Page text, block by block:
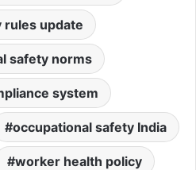
rules update
safety norms
system
occupational safety India
worker health policy